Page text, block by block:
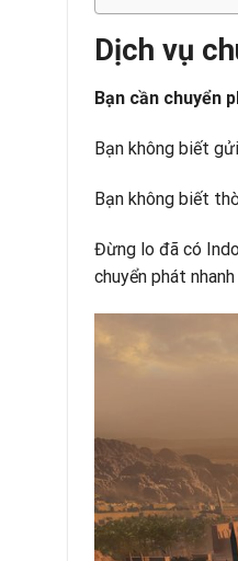
Dịch vụ
Bạn cần chuyển
Bạn không biết
Bạn không biết
Đừng lo đã có
chuyển phát